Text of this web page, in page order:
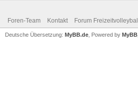
Foren-Team Kontakt Forum
Deutsche Übersetzung: MyBB.de , Powered by MyBB